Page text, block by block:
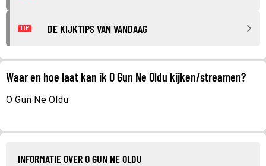
TIP DE KIJKTIPS VAN VANDAAG
Waar en hoe laat kan ik O Gun Ne Oldu kijken/streamen?
O Gun Ne Oldu
INFORMATIE OVER O GUN NE OLDU